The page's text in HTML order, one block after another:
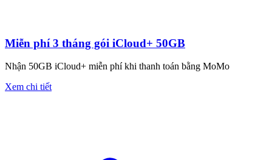
Miễn phí 3 tháng gói iCloud+ 50GB
Nhận 50GB iCloud+ miễn phí khi thanh toán bằng MoMo
Xem chi tiết